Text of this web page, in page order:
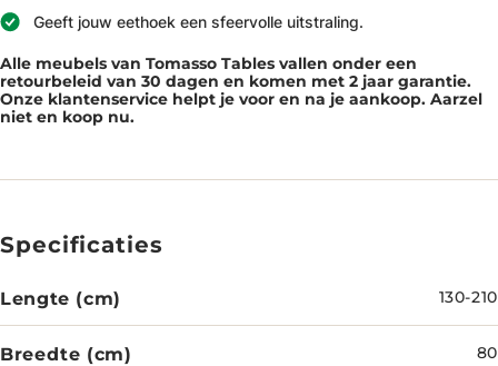
Geeft jouw eethoek een sfeervolle uitstraling.
Alle meubels van Tomasso Tables vallen onder een
retourbeleid van 30 dagen en komen met 2 jaar garantie.
Onze klantenservice helpt je voor en na je aankoop. Aarzel
niet en koop nu.
Specificaties
Lengte (cm) 130-210
Breedte (cm) 80